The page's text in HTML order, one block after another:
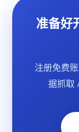
准备好
注册免费
据抓取